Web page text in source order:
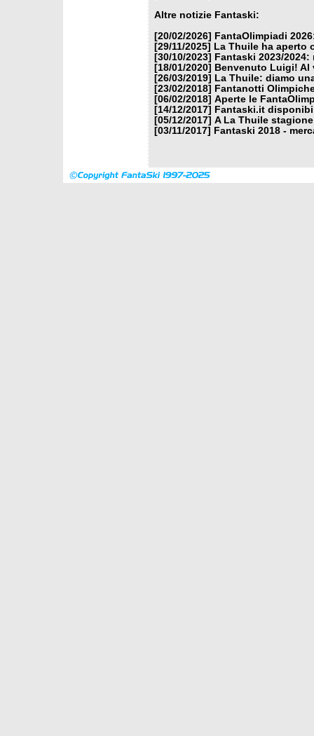
Altre notizie Fantaski:
[20/02/2026]
FantaOlimpiadi
[29/11/2025]
La Thuile ha aperto
[30/10/2023]
Fantaski 2023/
[18/01/2020]
Benvenuto Luigi! Al
[26/03/2019]
La Thuile: diamo
[23/02/2018]
Fantanotti
[06/02/2018] Aperte le
[14/12/2017]
Fantaski.it
[05/12/2017] A La Thuile
[03/11/2017]
Fantaski 2018 -